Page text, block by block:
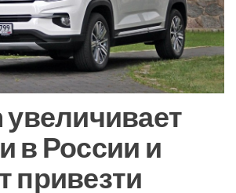
увеличивает
в России и
привезти